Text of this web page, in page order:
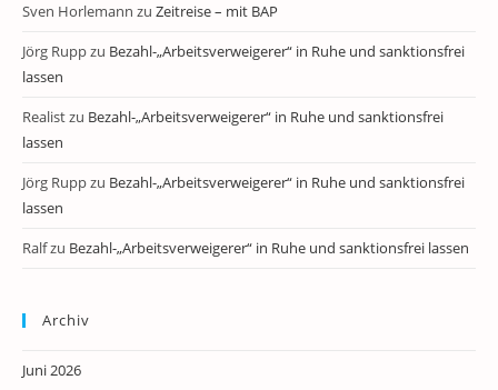
Sven Horlemann zu Zeitreise – mit BAP
Jörg Ruppzu Bezahl-„Arbeitsverweigerer“ in Ruhe und sanktionsfrei
lassen
Realistzu Bezahl-„Arbeitsverweigerer“ in Ruhe und sanktionsfrei
lassen
Jörg Ruppzu Bezahl-„Arbeitsverweigerer“ in Ruhe und sanktionsfrei
lassen
Ralfzu Bezahl-„Arbeitsverweigerer“ in Ruhe und sanktionsfrei lassen
Archiv
Juni 2026